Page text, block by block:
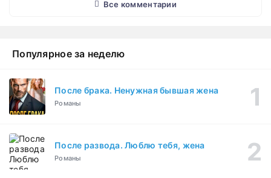
Все комментарии
Популярное за неделю
После брака. Ненужная бывшая жена
Романы
После развода. Люблю тебя, жена
Романы